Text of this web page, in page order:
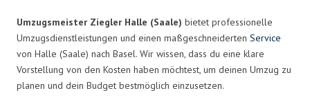
Umzugsmeister Ziegler Halle (Saale) bietet professionelle
Umzugsdienstleistungen und einen maßgeschneiderten Service
von Halle (Saale) nach Basel. Wir wissen, dass du eine klare
Vorstellung von den Kosten haben möchtest, um deinen Umzug zu
planen und dein Budget bestmöglich einzusetzen.